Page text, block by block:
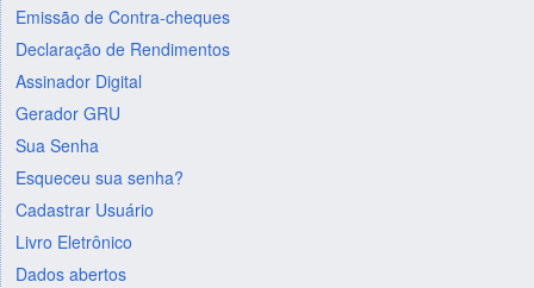
Emissão de Contra-cheques
Declaração de Rendimentos
Assinador Digital
Gerador GRU
Sua Senha
Esqueceu sua senha?
Cadastrar Usuário
Livro Eletrônico
Dados abertos